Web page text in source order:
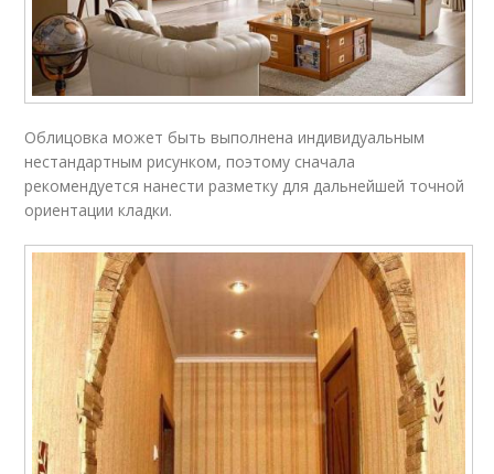
Облицовка может быть выполнена индивидуальным
нестандартным рисунком, поэтому сначала
рекомендуется нанести разметку для дальнейшей точной
ориентации кладки.